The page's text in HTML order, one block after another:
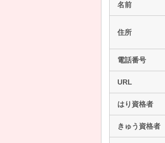
名前
住所
電話番号
URL
はり資格者
きゅう資格者